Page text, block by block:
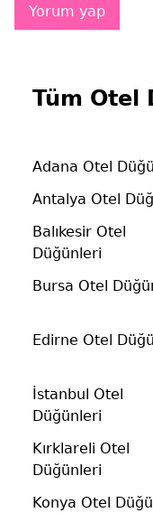
Tüm Otel
Adana Otel
Antalya Otel
Balıkesir Otel
Düğünleri
Bursa Otel
Edirne Otel
İstanbul Otel
Düğünleri
Kırklareli Otel
Düğünleri
Konya Otel